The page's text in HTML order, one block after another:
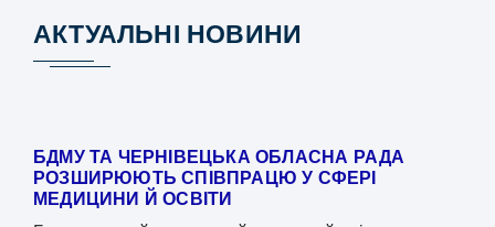
АКТУАЛЬНІ НОВИНИ
БДМУ ТА ЧЕРНІВЕЦЬКА ОБЛАСНА РАДА
РОЗШИРЮЮТЬ СПІВПРАЦЮ У СФЕРІ
МЕДИЦИНИ Й ОСВІТИ